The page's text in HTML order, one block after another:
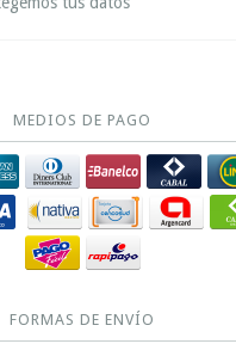
MEDIOS DE PAGO
FORMAS DE ENVÍO